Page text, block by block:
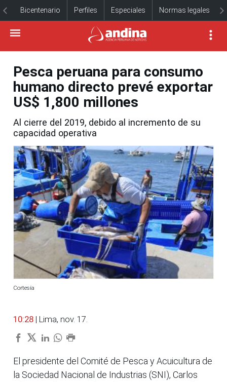
Bicentenario Perfiles Especiales Normas legales
Pesca peruana para consumo
humano directo prevé exportar
US$ 1,800 millones
Al cierre del 2019, debido al incremento de su
capacidad operativa
Cortesía
10:28 | Lima, nov. 17.
El presidente del Comité de Pesca y Acuicultura de
la Sociedad Nacional de Industrias (SNI), Carlos